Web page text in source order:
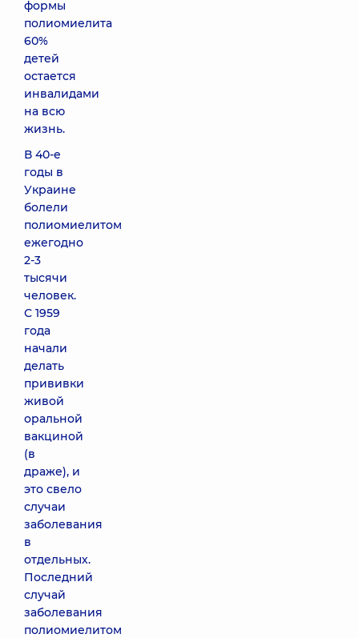
формы
полиомиелита
60%
детей
остается
инвалидами
на всю
жизнь.
В 40-е
годы в
Украине
болели
полиомиелитом
ежегодно
2-3
тысячи
человек.
С 1959
года
начали
делать
прививки
живой
оральной
вакциной
(в
драже), и
это свело
случаи
заболевания
в
отдельных.
Последний
случай
заболевания
полиомиелитом